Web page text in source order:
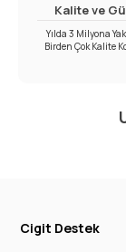
Kalite ve
Yılda 3 Milyona
Birden Çok Kalite
Cigit Destek